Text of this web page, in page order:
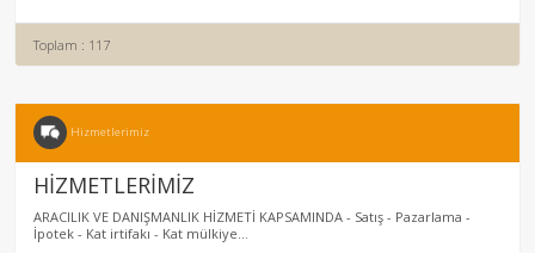
Toplam : 117
Hizmetlerimiz
HİZMETLERİMİZ
ARACILIK VE DANIŞMANLIK HİZMETİ KAPSAMINDA - Satış - Pazarlama -
İpotek - Kat irtifakı - Kat mülkiye...